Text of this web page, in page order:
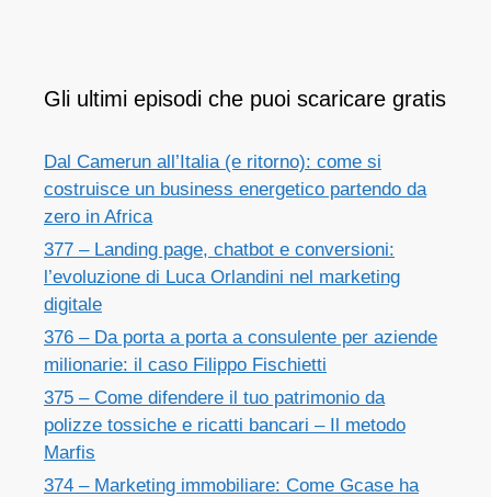
Gli ultimi episodi che puoi scaricare gratis
Dal Camerun all’Italia (e ritorno): come si
costruisce un business energetico partendo da
zero in Africa
377 – Landing page, chatbot e conversioni:
l’evoluzione di Luca Orlandini nel marketing
digitale
376 – Da porta a porta a consulente per aziende
milionarie: il caso Filippo Fischietti
375 – Come difendere il tuo patrimonio da
polizze tossiche e ricatti bancari – Il metodo
Marfis
374 – Marketing immobiliare: Come Gcase ha